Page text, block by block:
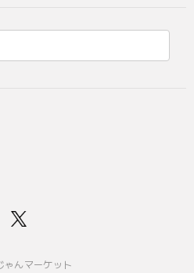
ゃんマーケット